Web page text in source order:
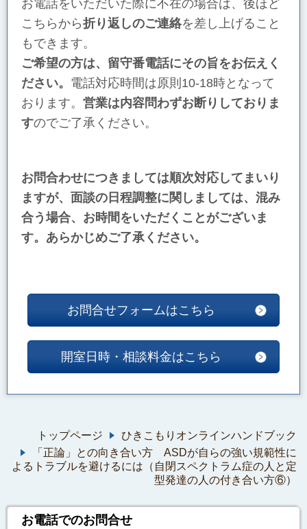
こちらから折り返しのご連絡を差し上げること
もできます。
ご希望の方は、留守番電話にその旨をお伝えく
ださい。 電話対応時間は原則10-18時となって
おります。 営業は内容問わずお断りしておりま
すのでご了承ください。
お問合わせにつきましては順次対応してまいり
ますが、面談の日程調整に関しましては、混み
合う場合、お時間をいただくことがございま
す。あらかじめご了承ください。
お問合せフォームはこちら
開室日時・相談料金はこちら
トップページ
ひきこもりオンラインハンドブック
「正論」との向き合い方 ASDが自らの強い規範性に
よるトラブルを避けるには（自閉スペクトラム症の人と定
型発達の人の付き合い方⑥）
お電話でのお問合せ